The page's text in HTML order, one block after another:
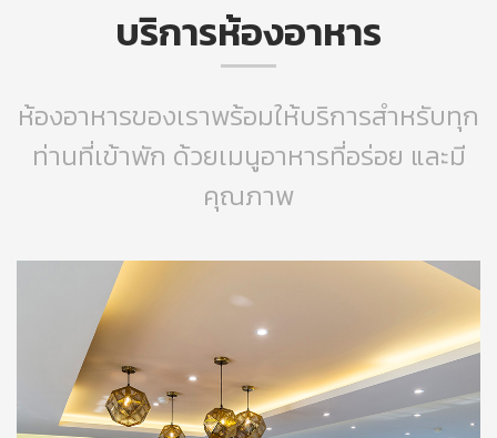
บริการห้องอาหาร
ห้องอาหารของเราพร้อมให้บริการสำหรับทุก
ท่านที่เข้าพัก ด้วยเมนูอาหารที่อร่อย และมี
คุณภาพ